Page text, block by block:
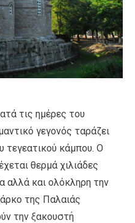
τις ημέρες του
γεγονός ταράζει
τεγεατικού κάμπου. Ο
θερμά χιλιάδες
αλλά και ολόκληρη την
της Παλαιάς
την ξακουστή